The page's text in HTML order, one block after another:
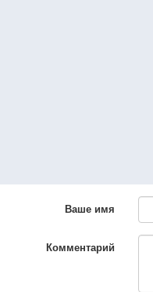
Ваше имя
Комментарий